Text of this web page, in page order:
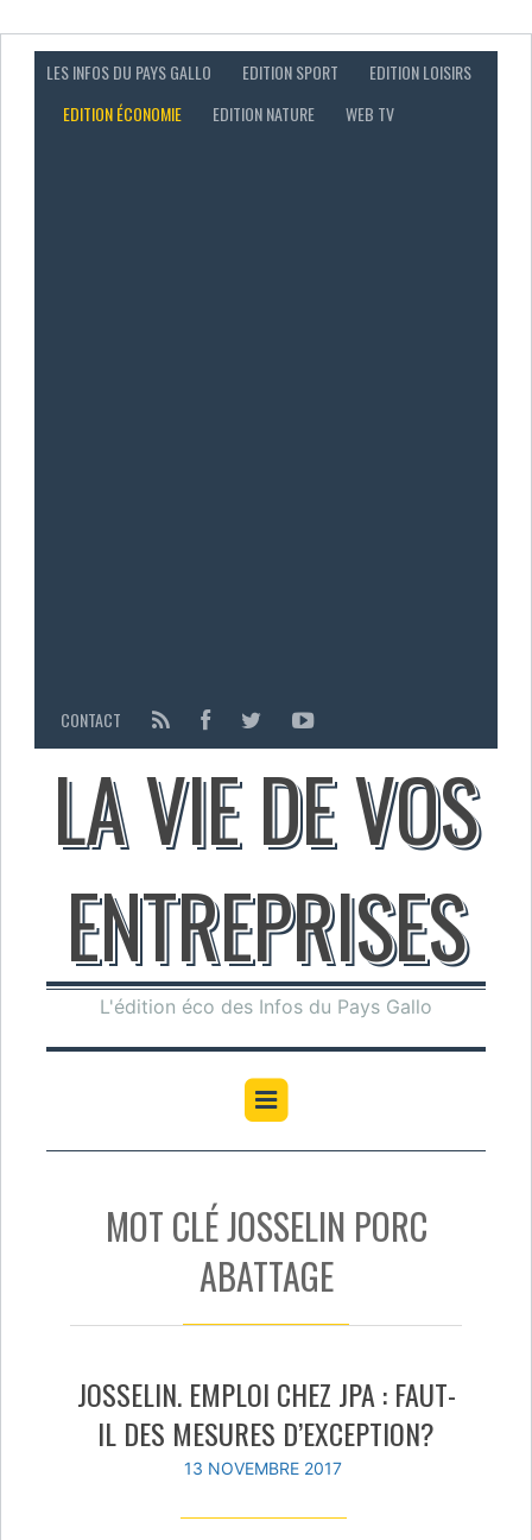
LES INFOS DU PAYS GALLO EDITION SPORT
EDITION LOISIRS
EDITION ÉCONOMIE
EDITION NATURE WEB TV
CONTACT
LA VIE DE VOS
ENTREPRISES
L'édition éco des Infos du Pays Gallo
MOT CLÉ JOSSELIN PORC
ABATTAGE
JOSSELIN. EMPLOI CHEZ JPA : FAUT-
IL DES MESURES D’EXCEPTION?
13 NOVEMBRE 2017